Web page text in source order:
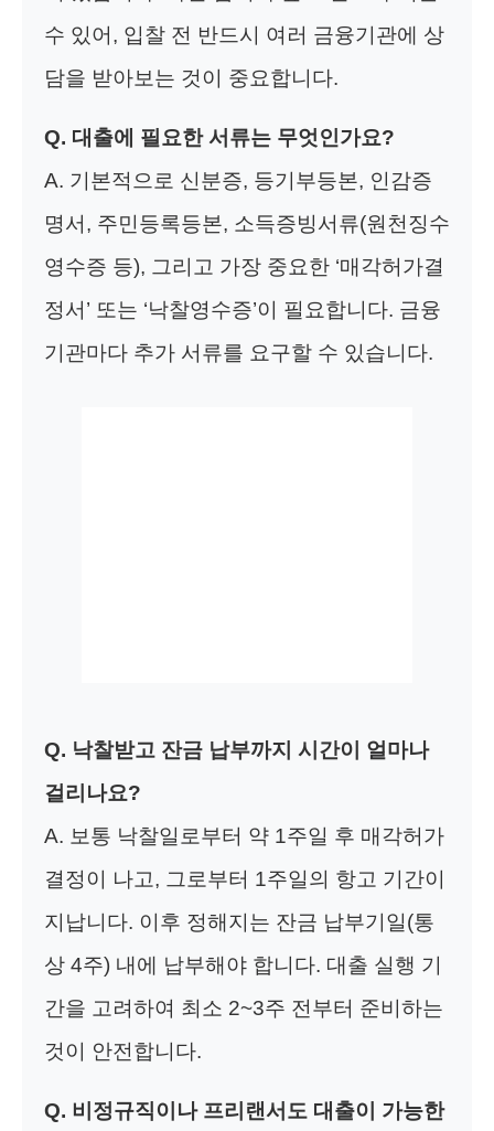
수 있어, 입찰 전 반드시 여러 금융기관에 상
담을 받아보는 것이 중요합니다.
Q. 대출에 필요한 서류는 무엇인가요?
A. 기본적으로 신분증, 등기부등본, 인감증
명서, 주민등록등본, 소득증빙서류(원천징수
영수증 등), 그리고 가장 중요한 ‘매각허가결
정서’ 또는 ‘낙찰영수증’이 필요합니다. 금융
기관마다 추가 서류를 요구할 수 있습니다.
Q. 낙찰받고 잔금 납부까지 시간이 얼마나
걸리나요?
A. 보통 낙찰일로부터 약 1주일 후 매각허가
결정이 나고, 그로부터 1주일의 항고 기간이
지납니다. 이후 정해지는 잔금 납부기일(통
상 4주) 내에 납부해야 합니다. 대출 실행 기
간을 고려하여 최소 2~3주 전부터 준비하는
것이 안전합니다.
Q. 비정규직이나 프리랜서도 대출이 가능한